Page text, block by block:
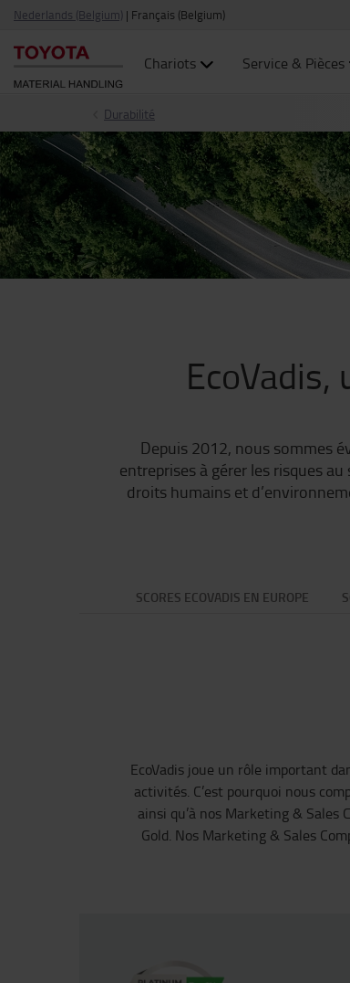
Nederlands (Belgium) | Français (Belgium)
Chariots Service & Pièces
Durabilité
Depuis 2012, nous sommes
entreprises à gérer les risques
droits humains et
SCORES ECOVADIS EN EUROPE
EcoVadis joue un rôle important
activités. C’est pourquoi nous
ainsi qu’à nos Marketing &
Gold. Nos Marketing & Sales